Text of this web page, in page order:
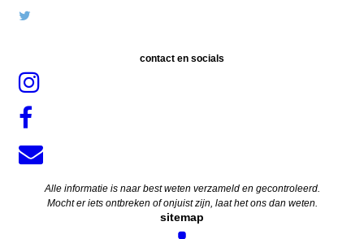
contact en socials
Alle informatie is naar best weten verzameld en gecontroleerd.
Mocht er iets ontbreken of onjuist zijn, laat het ons dan weten.
sitemap